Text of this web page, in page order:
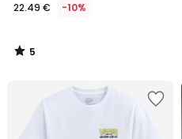
22.49 € -10%
5
/